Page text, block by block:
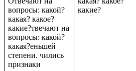
вопросы: какой?
какая? какое?
какие?твечают на
вопросы: какой?
какая?еньшей
степени. чились
признаки
какие?